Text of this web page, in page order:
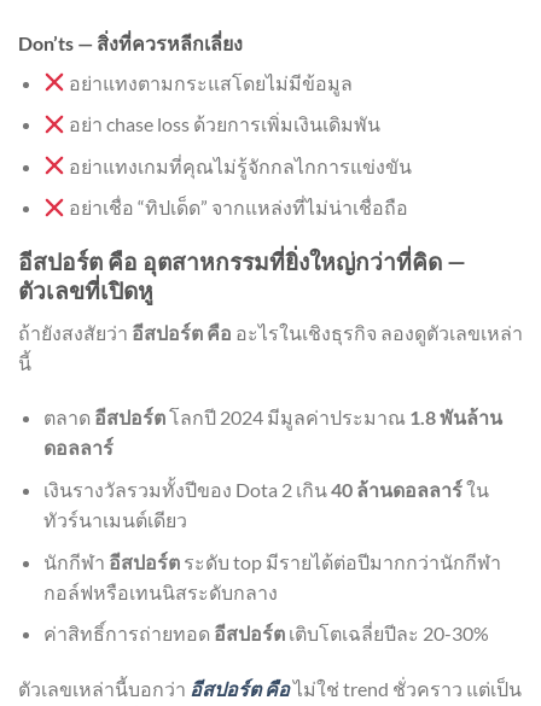
Don’ts — สิ่งที่ควรหลีกเลี่ยง
อย่าแทงตามกระแสโดยไม่มีข้อมูล
อย่า chase loss ด้วยการเพิ่มเงินเดิมพัน
อย่าแทงเกมที่คุณไม่รู้จักกลไกการแข่งขัน
อย่าเชื่อ “ทิปเด็ด” จากแหล่งที่ไม่น่าเชื่อถือ
อีสปอร์ต คือ อุตสาหกรรมที่ยิ่งใหญ่กว่าที่คิด —
ตัวเลขที่เปิดหู
ถ้ายังสงสัยว่า อีสปอร์ต คือ อะไรในเชิงธุรกิจ ลองดูตัวเลขเหล่า
นี้
ตลาด อีสปอร์ตโลกปี 2024 มีมูลค่าประมาณ 1.8 พันล้าน
ดอลลาร์
เงินรางวัลรวมทั้งปีของ Dota 2 เกิน40 ล้านดอลลาร์ใน
ทัวร์นาเมนต์เดียว
นักกีฬา อีสปอร์ตระดับ top มีรายได้ต่อปีมากกว่านักกีฬา
กอล์ฟหรือเทนนิสระดับกลาง
ค่าสิทธิ์การถ่ายทอด อีสปอร์ตเติบโตเฉลี่ยปีละ 20-30%
ตัวเลขเหล่านี้บอกว่า อีสปอร์ต คือไม่ใช่ trend ชั่วคราว แต่เป็น